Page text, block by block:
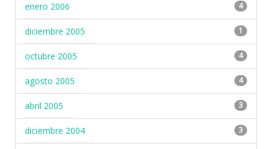
enero 2006 4
diciembre 2005 1
octubre 2005 4
agosto 2005 4
abril 2005 3
diciembre 2004 3